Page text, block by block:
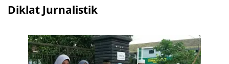
Diklat Jurnalistik